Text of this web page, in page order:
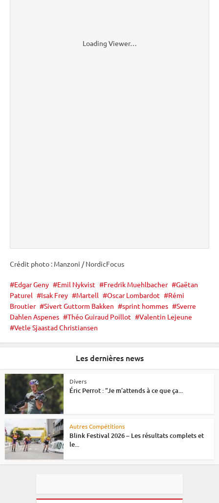
Loading Viewer…
Crédit photo : Manzoni / NordicFocus
Edgar Geny Emil Nykvist Fredrik Muehlbacher
Gaëtan
Paturel
Isak Frey Martell Oscar Lombardot
Rémi
Broutier
Sivert Guttorm Bakken sprint hommes
Sverre
Dahlen Aspenes
Théo Guiraud Poillot
Valentin Lejeune
Vetle Sjaastad Christiansen
Les dernières news
Divers
Éric Perrot : “Je m’attends à ce que ça...
Autres Compétitions
Blink Festival 2026 – Les résultats complets et
le...